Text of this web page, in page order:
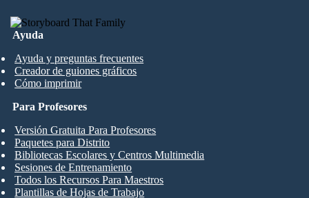
Ayuda
Ayuda y preguntas frecuentes
Creador de guiones gráficos
Cómo imprimir
Para Profesores
Versión Gratuita Para Profesores
Paquetes para Distrito
Bibliotecas Escolares y Centros Multimedia
Sesiones de Entrenamiento
Todos los Recursos Para Maestros
Plantillas de Hojas de Trabajo